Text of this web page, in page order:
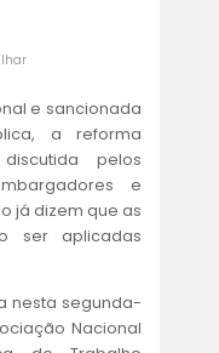
e sancionada
a reforma
pelos
e
já dizem que as
ser aplicadas
nesta segunda-
Nacional